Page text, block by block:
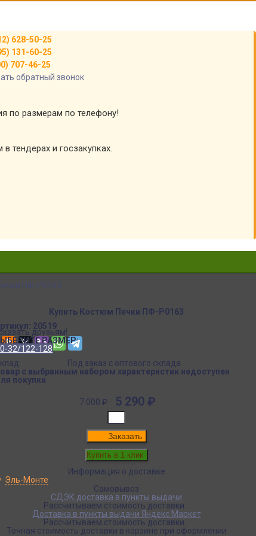
628-50-25
131-60-25
707-46-25
обратный звонок
по размерам по телефону!
в тендерах и госзакупках.
ПФ-P0163
Купить Костюм Печки ПФ-P0163
20519
РАЗМЕР:
32/122-128
Под заказ с оптового склада
с выбранным набором характеристик недоступен
покупки
7 000 ₽ 5 290 ₽
Заказать
Информация о доставке
Эль-Монте
Самовывоз
СДЭК доставка в пункты выдачи
Рассчитываем стоимость доставки...
Доставка в пункты выдачи Яндекс Маркет
Рассчитываем стоимость доставки...
Точная стоимость доставки в корзине при оформлении
друзьям!